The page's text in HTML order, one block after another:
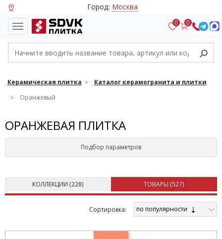
Город: Москва
0 0
Керамическая плитка
Каталог керамогранита и плитки
Оранжевый
ОРАНЖЕВАЯ ПЛИТКА
Подбор параметров
КОЛЛЕКЦИИ (228) ТОВАРЫ (527)
Cортировка: по популярности